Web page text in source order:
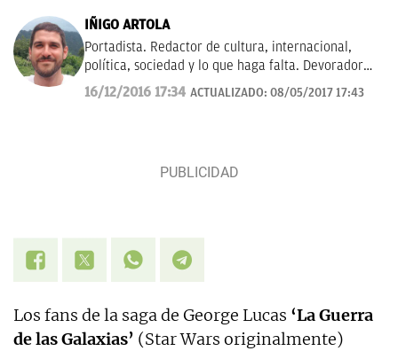
IÑIGO ARTOLA
Portadista. Redactor de cultura, internacional,
política, sociedad y lo que haga falta. Devorador
insaciable de series y películas.
16/12/2016 17:34 ACTUALIZADO: 08/05/2017 17:43
Los fans de la saga de George Lucas ‘La Guerra
de las Galaxias’ (Star Wars originalmente)